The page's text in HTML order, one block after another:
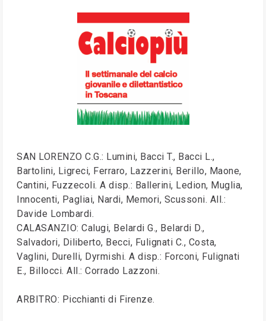
SAN LORENZO C.G.: Lumini, Bacci T., Bacci L.,
Bartolini, Ligreci, Ferraro, Lazzerini, Berillo, Maone,
Cantini, Fuzzecoli. A disp.: Ballerini, Ledion, Muglia,
Innocenti, Pagliai, Nardi, Memori, Scussoni. All.:
Davide Lombardi.
CALASANZIO: Calugi, Belardi G., Belardi D.,
Salvadori, Diliberto, Becci, Fulignati C., Costa,
Vaglini, Durelli, Dyrmishi. A disp.: Forconi, Fulignati
E., Billocci. All.: Corrado Lazzoni.
ARBITRO: Picchianti di Firenze.